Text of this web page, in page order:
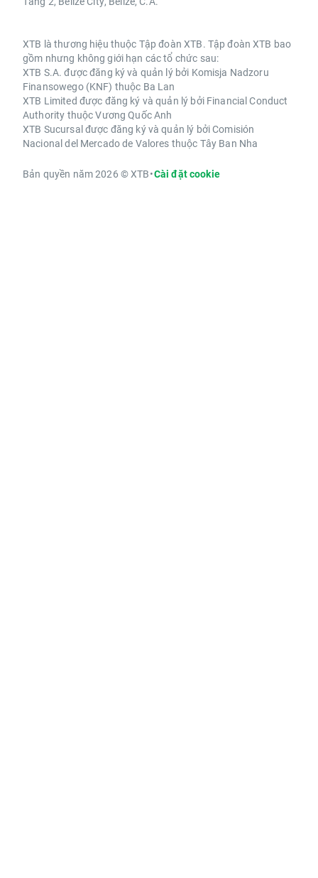
XTB là thương hiệu thuộc Tập đoàn XTB. Tập đoàn XTB bao
gồm nhưng không giới hạn các tổ chức sau:
XTB S.A. được đăng ký và quản lý bởi Komisja Nadzoru
Finansowego (KNF) thuộc Ba Lan
XTB Limited được đăng ký và quản lý bởi Financial Conduct
Authority thuộc Vương Quốc Anh
XTB Sucursal được đăng ký và quản lý bởi Comisión
Nacional del Mercado de Valores thuộc Tây Ban Nha
Bản quyền năm 2026 © XTB•Cài đặt cookie